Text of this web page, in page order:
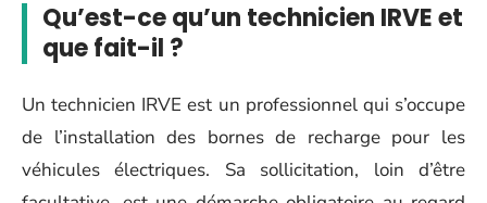
Qu’est-ce qu’un technicien IRVE et
que fait-il ?
Un technicien IRVE est un professionnel qui s’occupe
de l’installation des bornes de recharge pour les
véhicules électriques. Sa sollicitation, loin d’être